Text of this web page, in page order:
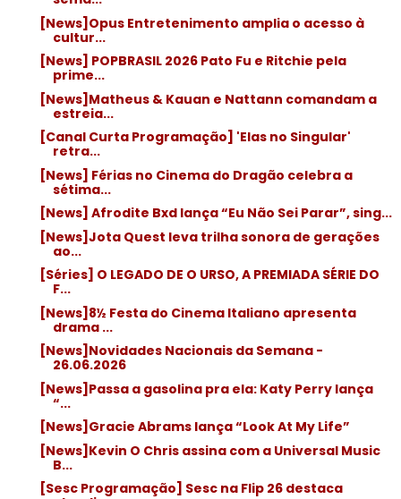
[News]Opus Entretenimento amplia o acesso à
cultur...
[News] POPBRASIL 2026 Pato Fu e Ritchie pela
prime...
[News]Matheus & Kauan e Nattann comandam a
estreia...
[Canal Curta Programação] 'Elas no Singular'
retra...
[News] Férias no Cinema do Dragão celebra a
sétima...
[News] Afrodite Bxd lança “Eu Não Sei Parar”, sing...
[News]Jota Quest leva trilha sonora de gerações
ao...
[Séries] O LEGADO DE O URSO, A PREMIADA SÉRIE DO
F...
[News]8½ Festa do Cinema Italiano apresenta
drama ...
[News]Novidades Nacionais da Semana -
26.06.2026
[News]Passa a gasolina pra ela: Katy Perry lança
“...
[News]Gracie Abrams lança “Look At My Life”
[News]Kevin O Chris assina com a Universal Music
B...
[Sesc Programação] Sesc na Flip 26 destaca